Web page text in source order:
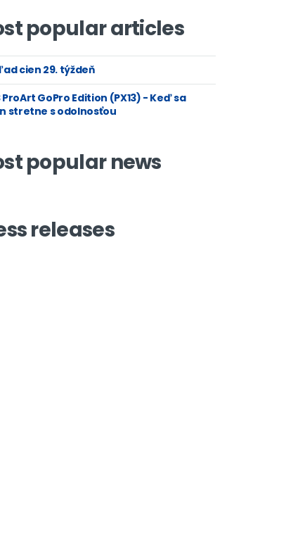
popular articles
cien 29. týždeň
ProArt GoPro Edition (PX13) - Keď sa
stretne s odolnosťou
popular news
releases